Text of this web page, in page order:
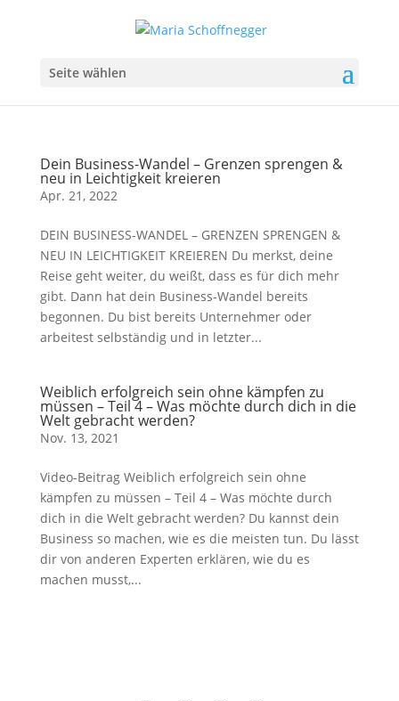
Seite wählen
Dein Business-Wandel – Grenzen sprengen &
neu in Leichtigkeit kreieren
Apr. 21, 2022
DEIN BUSINESS-WANDEL – GRENZEN SPRENGEN &
NEU IN LEICHTIGKEIT KREIEREN Du merkst, deine
Reise geht weiter, du weißt, dass es für dich mehr
gibt. Dann hat dein Business-Wandel bereits
begonnen. Du bist bereits Unternehmer oder
arbeitest selbständig und in letzter...
Weiblich erfolgreich sein ohne kämpfen zu
müssen – Teil 4 – Was möchte durch dich in die
Welt gebracht werden?
Nov. 13, 2021
Video-Beitrag Weiblich erfolgreich sein ohne
kämpfen zu müssen – Teil 4 – Was möchte durch
dich in die Welt gebracht werden? Du kannst dein
Business so machen, wie es die meisten tun. Du lässt
dir von anderen Experten erklären, wie du es
machen musst,...